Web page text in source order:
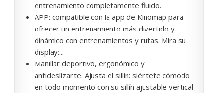
entrenamiento completamente fluido.
APP: compatible con la app de Kinomap para
ofrecer un entrenamiento más divertido y
dinámico con entrenamientos y rutas. Mira su
display:...
Manillar deportivo, ergonómico y
antideslizante. Ajusta el sillín: siéntete cómodo
en todo momento con su sillín ajustable vertical